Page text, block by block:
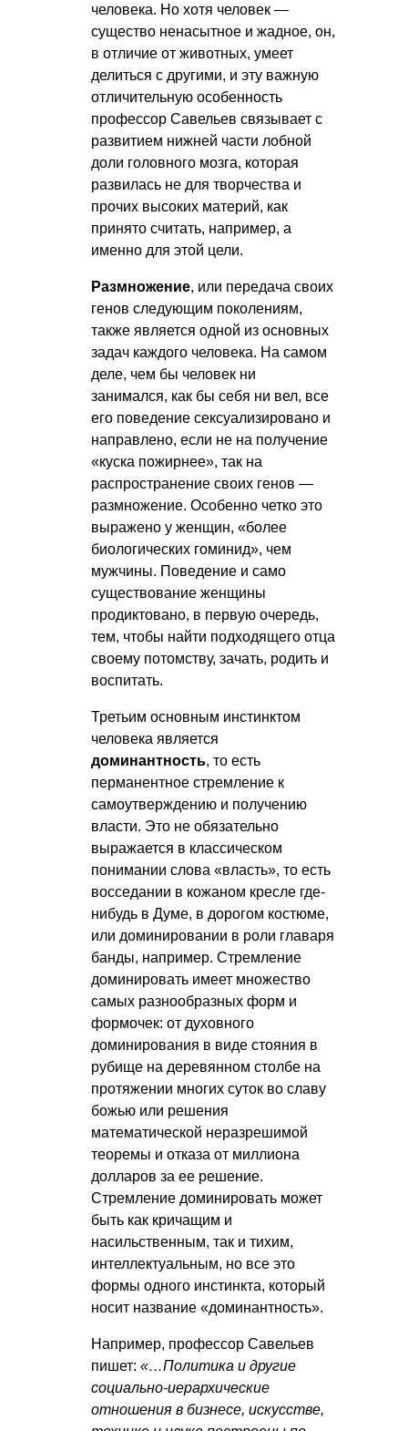
человека. Но хотя человек —
существо ненасытное и жадное, он,
в отличие от животных, умеет
делиться с другими, и эту важную
отличительную особенность
профессор Савельев связывает с
развитием нижней части лобной
доли головного мозга, которая
развилась не для творчества и
прочих высоких материй, как
принято считать, например, а
именно для этой цели.
Размножение, или передача своих
генов следующим поколениям,
также является одной из основных
задач каждого человека. На самом
деле, чем бы человек ни
занимался, как бы себя ни вел, все
его поведение сексуализировано и
направлено, если не на получение
«куска пожирнее», так на
распространение своих генов —
размножение. Особенно четко это
выражено у женщин, «более
биологических гоминид», чем
мужчины. Поведение и само
существование женщины
продиктовано, в первую очередь,
тем, чтобы найти подходящего отца
своему потомству, зачать, родить и
воспитать.
Третьим основным инстинктом
человека является
доминантность, то есть
перманентное стремление к
самоутверждению и получению
власти. Это не обязательно
выражается в классическом
понимании слова «власть», то есть
восседании в кожаном кресле где-
нибудь в Думе, в дорогом костюме,
или доминировании в роли главаря
банды, например. Стремление
доминировать имеет множество
самых разнообразных форм и
формочек: от духовного
доминирования в виде стояния в
рубище на деревянном столбе на
протяжении многих суток во славу
божью или решения
математической неразрешимой
теоремы и отказа от миллиона
долларов за ее решение.
Стремление доминировать может
быть как кричащим и
насильственным, так и тихим,
интеллектуальным, но все это
формы одного инстинкта, который
носит название «доминантность».
Например, профессор Савельев
пишет: «…Политика и другие
социально-иерархические
отношения в бизнесе, искусстве,